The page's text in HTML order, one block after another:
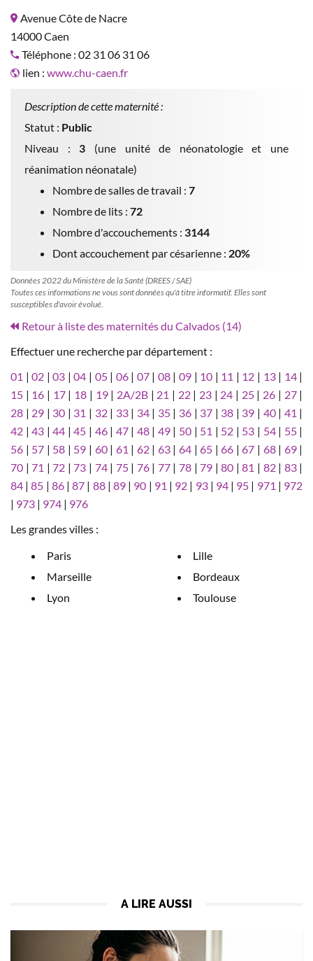
Avenue Côte de Nacre
14000 Caen
Téléphone : 02 31 06 31 06
lien : www.chu-caen.fr
Description de cette maternité :
Statut : Public
Niveau : 3 (une unité de néonatologie et une
réanimation néonatale)
Nombre de salles de travail : 7
Nombre de lits : 72
Nombre d'accouchements : 3144
Dont accouchement par césarienne : 20%
Données 2022 du Ministère de la Santé (DREES / SAE)
Toutes ces informations ne vous sont données qu'à titre informatif. Elles sont
susceptibles d'avoir évolué.
Retour à liste des maternités du Calvados (14)
Effectuer une recherche par département :
01 |02 |03 |04 | 05| 06| 07| 08| 09 | 10 | 11 | 12 | 13| 14|
15 | 16 | 17| 18 | 19| 2A/2B| 21 | 22| 23 | 24 | 25| 26 | 27|
28 | 29 | 30 | 31 | 32| 33| 34| 35| 36 | 37 | 38 | 39 | 40| 41 |
42 |43 |44 |45 | 46| 47| 48| 49| 50 | 51 | 52 | 53 | 54| 55|
56 | 57 | 58 | 59 | 60| 61 | 62| 63| 64 |65 |66 |67 | 68| 69|
70 |71 |72 |73 | 74| 75| 76| 77| 78 |79 |80 |81 | 82| 83|
84 |85 | 86|87 | 88| 89| 90 | 91 | 92 | 93| 94| 95 | 971 | 972
| 973 | 974 | 976
Les grandes villes :
Paris
Marseille
Lyon
Lille
Bordeaux
Toulouse
A LIRE AUSSI